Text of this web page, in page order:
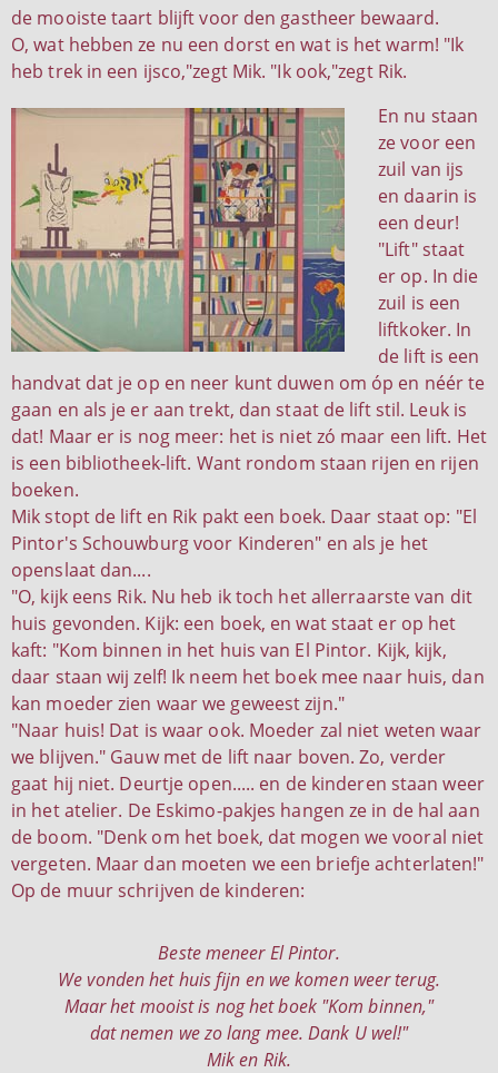
de mooiste taart blijft voor den gastheer bewaard.
O, wat hebben ze nu een dorst en wat is het warm! "Ik
heb trek in een ijsco,"zegt Mik. "Ik ook,"zegt Rik.
En nu staan
ze voor een
zuil van ijs
en daarin is
een deur!
"Lift" staat
er op. In die
zuil is een
liftkoker. In
de lift is een
handvat dat je op en neer kunt duwen om óp en néér te
gaan en als je er aan trekt, dan staat de lift stil. Leuk is
dat! Maar er is nog meer: het is niet zó maar een lift. Het
is een bibliotheek-lift. Want rondom staan rijen en rijen
boeken.
Mik stopt de lift en Rik pakt een boek. Daar staat op: "El
Pintor's Schouwburg voor Kinderen" en als je het
openslaat dan....
"O, kijk eens Rik. Nu heb ik toch het allerraarste van dit
huis gevonden. Kijk: een boek, en wat staat er op het
kaft: "Kom binnen in het huis van El Pintor. Kijk, kijk,
daar staan wij zelf! Ik neem het boek mee naar huis, dan
kan moeder zien waar we geweest zijn."
"Naar huis! Dat is waar ook. Moeder zal niet weten waar
we blijven." Gauw met de lift naar boven. Zo, verder
gaat hij niet. Deurtje open..... en de kinderen staan weer
in het atelier. De Eskimo-pakjes hangen ze in de hal aan
de boom. "Denk om het boek, dat mogen we vooral niet
vergeten. Maar dan moeten we een briefje achterlaten!"
Op de muur schrijven de kinderen:
Beste meneer El Pintor.
We vonden het huis fijn en we komen weer terug.
Maar het mooist is nog het boek "Kom binnen,"
dat nemen we zo lang mee. Dank U wel!"
Mik en Rik.